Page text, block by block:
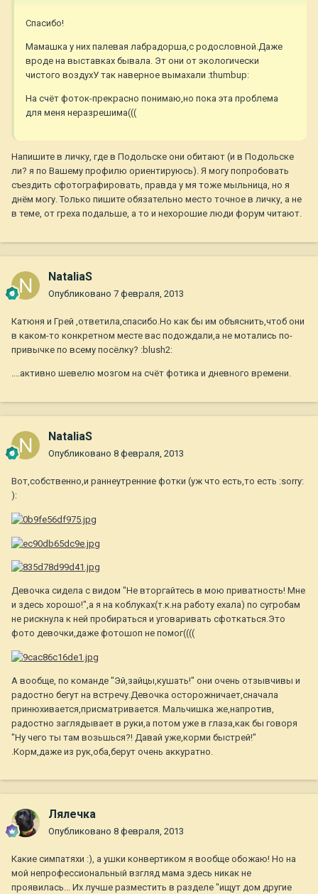
Спасибо!
Мамашка у них палевая лабрадорша,с родословной.Даже
вроде на выставках бывала. Эт они от экологически
чистого воздухУ так наверное вымахали :thumbup:
На счёт фоток-прекрасно понимаю,но пока эта проблема
для меня неразрешима(((
Напишите в личку, где в Подольске они обитают (и в Подольске
ли? я по Вашему профилю ориентируюсь). Я могу попробовать
съездить сфотографировать, правда у мя тоже мыльница, но я
днём могу. Только пишите обязательно место точное в личку, а не
в теме, от греха подальше, а то и нехорошие люди форум читают.
NataliaS
Опубликовано 7 февраля, 2013
Катюня и Грей ,ответила,спасибо.Но как бы им объяснить,чтоб они
в каком-то конкретном месте вас подождали,а не мотались по-
привычке по всему посёлку? :blush2:
....активно шевелю мозгом на счёт фотика и дневного времени.
NataliaS
Опубликовано 8 февраля, 2013
Вот,собственно,и раннеутренние фотки (уж что есть,то есть :sorry:
):
Девочка сидела с видом "Не вторгайтесь в мою приватность! Мне
и здесь хорошо!",а я на коблуках(т.к.на работу ехала) по сугробам
не рискнула к ней пробираться и уговаривать сфоткаться.Это
фото девочки,даже фотошоп не помог((((
А вообще, по команде "Эй,зайцы,кушать!" они очень отзывчивы и
радостно бегут на встречу.Девочка осторожничает,сначала
принюхивается,присматривается. Мальчишка же,напротив,
радостно заглядывает в руки,а потом уже в глаза,как бы говоря
"Ну чего ты там возьшься?! Давай уже,корми быстрей!"
.Корм,даже из рук,оба,берут очень аккуратно.
Лялечка
Опубликовано 8 февраля, 2013
Какие симпатяхи :), а ушки конвертиком я вообще обожаю! Но на
мой непрофессиональный взгляд мама здесь никак не
проявилась... Их лучше разместить в разделе "ищут дом другие